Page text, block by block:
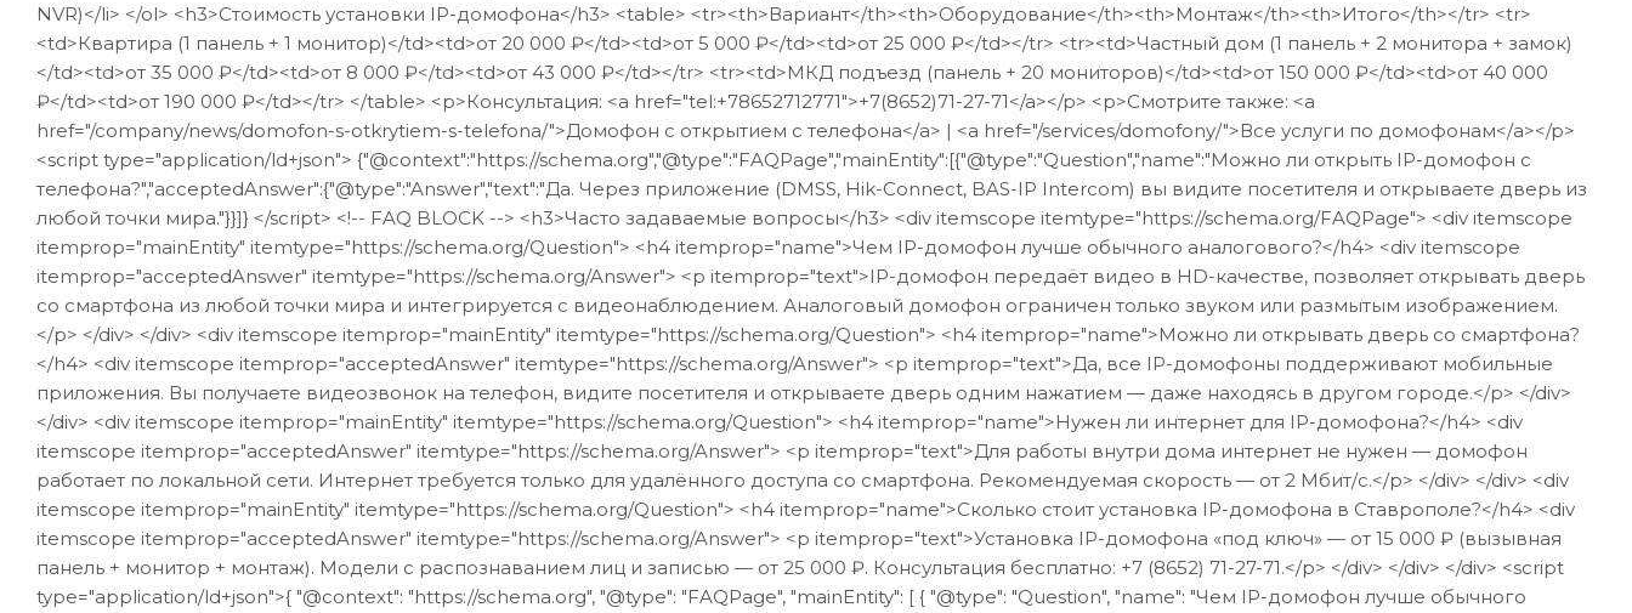
NVR)</li> </ol> <h3>Стоимость установки IP-домофона</h3> <table> <tr><th>Вариант</th><th>Оборудование</th><th>Монтаж</th><th>Итого</th></tr> <tr>
<td>Квартира (1 панель + 1 монитор)</td><td>от 20 000 ₽</td><td>от 5 000 ₽</td><td>от 25 000 ₽</td></tr> <tr><td>Частный дом (1 панель + 2 монитора + замок)
</td><td>от 35 000 ₽</td><td>от 8 000 ₽</td><td>от 43 000 ₽</td></tr> <tr><td>МКД подъезд (панель + 20 мониторов)</td><td>от 150 000 ₽</td><td>от 40 000
₽</td><td>от 190 000 ₽</td></tr> </table> <p>Консультация: <a href="tel:+78652712771">+7(8652)71-27-71</a></p> <p>Смотрите также: <a
href="/company/news/domofon-s-otkrytiem-s-telefona/">Домофон с открытием с телефона</a> | <a href="/services/domofony/">Все услуги по домофонам</a></p>
<script type="application/ld+json"> {"@context":"https://schema.org","@type":"FAQPage","mainEntity":[{"@type":"Question","name":"Можно ли открыть IP-домофон с
телефона?","acceptedAnswer":{"@type":"Answer","text":"Да. Через приложение (DMSS, Hik-Connect, BAS-IP Intercom) вы видите посетителя и открываете дверь из
любой точки мира."}}]} </script> <!-- FAQ BLOCK --> <h3>Часто задаваемые вопросы</h3> <div itemscope itemtype="https://schema.org/FAQPage"> <div itemscope
itemprop="mainEntity" itemtype="https://schema.org/Question"> <h4 itemprop="name">Чем IP-домофон лучше обычного аналогового?</h4> <div itemscope
itemprop="acceptedAnswer" itemtype="https://schema.org/Answer"> <p itemprop="text">IP-домофон передаёт видео в HD-качестве, позволяет открывать дверь
со смартфона из любой точки мира и интегрируется с видеонаблюдением. Аналоговый домофон ограничен только звуком или размытым изображением.
</p> </div> </div> <div itemscope itemprop="mainEntity" itemtype="https://schema.org/Question"> <h4 itemprop="name">Можно ли открывать дверь со смартфона?
</h4> <div itemscope itemprop="acceptedAnswer" itemtype="https://schema.org/Answer"> <p itemprop="text">Да, все IP-домофоны поддерживают мобильные
приложения. Вы получаете видеозвонок на телефон, видите посетителя и открываете дверь одним нажатием — даже находясь в другом городе.</p> </div>
</div> <div itemscope itemprop="mainEntity" itemtype="https://schema.org/Question"> <h4 itemprop="name">Нужен ли интернет для IP-домофона?</h4> <div
itemscope itemprop="acceptedAnswer" itemtype="https://schema.org/Answer"> <p itemprop="text">Для работы внутри дома интернет не нужен — домофон
работает по локальной сети. Интернет требуется только для удалённого доступа со смартфона. Рекомендуемая скорость — от 2 Мбит/с.</p> </div> </div> <div
itemscope itemprop="mainEntity" itemtype="https://schema.org/Question"> <h4 itemprop="name">Сколько стоит установка IP-домофона в Ставрополе?</h4> <div
itemscope itemprop="acceptedAnswer" itemtype="https://schema.org/Answer"> <p itemprop="text">Установка IP-домофона «под ключ» — от 15 000 ₽ (вызывная
панель + монитор + монтаж). Модели с распознаванием лиц и записью — от 25 000 ₽. Консультация бесплатно: +7 (8652) 71-27-71.</p> </div> </div> </div> <script
type="application/ld+json">{ "@context": "https://schema.org", "@type": "FAQPage", "mainEntity": [ { "@type": "Question", "name": "Чем IP-домофон лучше обычного